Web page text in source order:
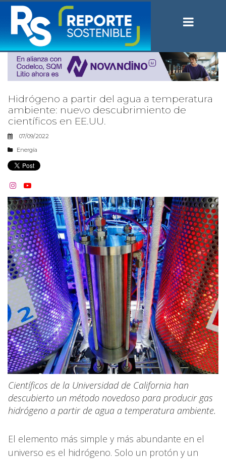
Hidrógeno a partir del agua a temperatura
ambiente: nuevo descubrimiento de
científicos en EE.UU.
07/09/2022
Energía
 
Científicos de la Universidad de California han
descubierto un método novedoso para producir gas
hidrógeno a partir de agua a temperatura ambiente.
El elemento más simple y más abundante en el
universo es el hidrógeno. Solo un protón y un